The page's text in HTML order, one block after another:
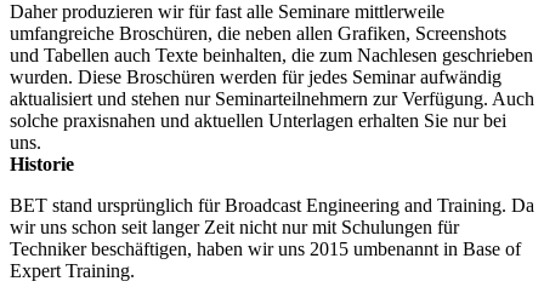
Daher produzieren wir für fast alle Seminare mittlerweile
umfangreiche Broschüren, die neben allen Grafiken, Screenshots
und Tabellen auch Texte beinhalten, die zum Nachlesen geschrieben
wurden. Diese Broschüren werden für jedes Seminar aufwändig
aktualisiert und stehen nur Seminarteilnehmern zur Verfügung. Auch
solche praxisnahen und aktuellen Unterlagen erhalten Sie nur bei
uns.
Historie
BET stand ursprünglich für Broadcast Engineering and Training. Da
wir uns schon seit langer Zeit nicht nur mit Schulungen für
Techniker beschäftigen, haben wir uns 2015 umbenannt in Base of
Expert Training.